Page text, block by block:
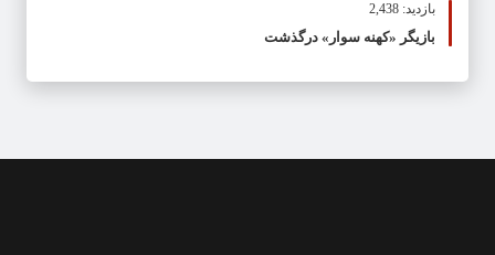
بازدید: 2,438
بازیگر «کهنه سوار» درگذشت